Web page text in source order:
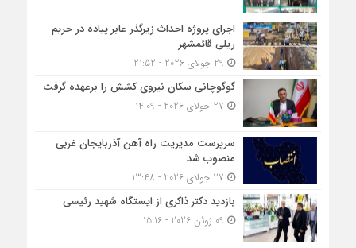
اجرای پروژه احداث زیرگذر عابر پیاده در حریم
ریلی قائمشهر
گوگوچانی سکان نیروی کشش را برعهده گرفت
سرپرست مدیریت راه آهن آذربایجان غربی
منصوب شد
بازدید دکتر ذاکری از ایستگاه شهید رئیسی